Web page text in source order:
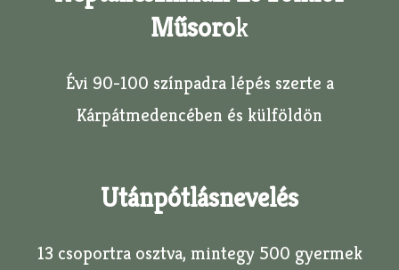
MűsoroK
Évi 90-100 színpadra lépés szerte a
Kárpátmedencében és külföldön
Utánpótlásnevelés
13 csoportra osztva, mintegy 500 gyermek